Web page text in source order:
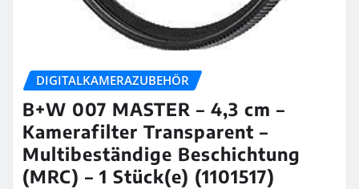
DIGITALKAMERAZUBEHÖR
B+W 007 MASTER – 4,3 cm –
Kamerafilter Transparent –
Multibeständige Beschichtung
(MRC) – 1 Stück(e) (1101517)